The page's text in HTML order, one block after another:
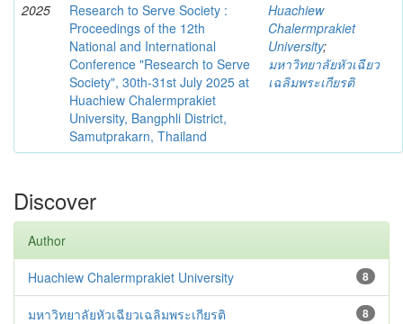
2025
Research to Serve Society :
Proceedings of the 12th
National and International
Conference "Research to Serve
Society", 30th-31st July 2025 at
Huachiew Chalermprakiet
University, Bangphli District,
Samutprakarn, Thailand
Huachiew
Chalermprakiet
University;
มหาวิทยาลัยหัวเฉียว
เฉลิมพระเกียรติ
Discover
Author
8
Huachiew Chalermprakiet University
8
มหาวิทยาลัยหัวเฉียวเฉลิมพระเกียรติ